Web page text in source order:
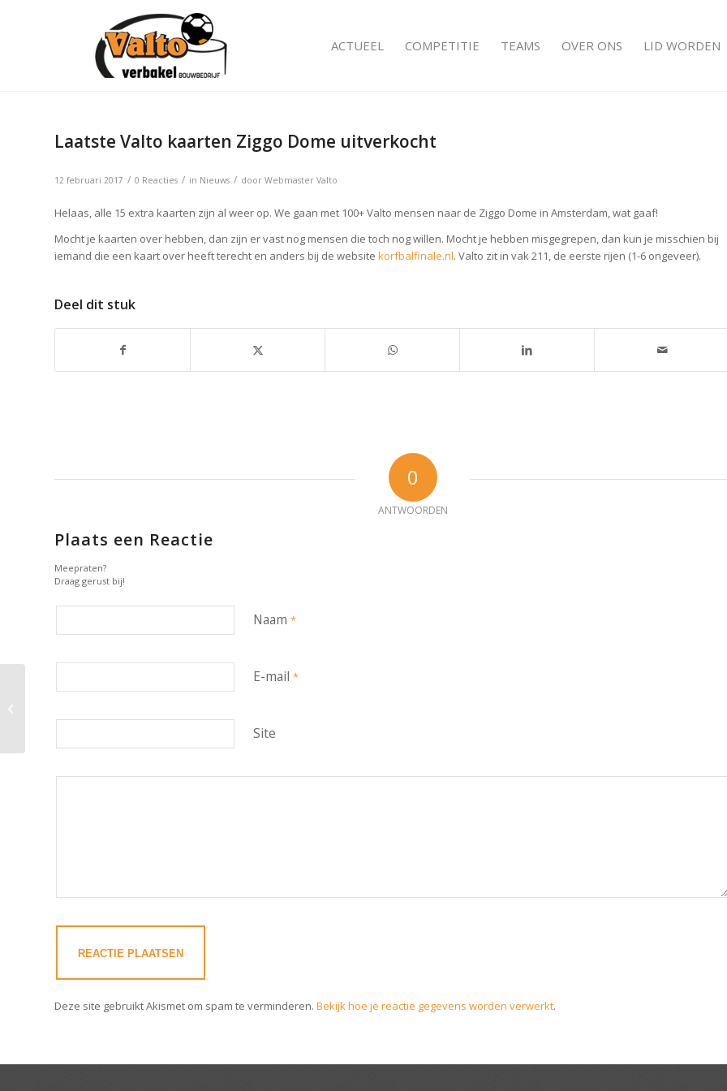
ACTUEEL COMPETITIE TEAMS OVER ONS LID WORDEN
Laatste Valto kaarten Ziggo Dome uitverkocht
12 februari 2017 / 0 Reacties / in Nieuws / door Webmaster Valto
Helaas, alle 15 extra kaarten zijn al weer op. We gaan met 100+ Valto mensen naar de Ziggo Dome in Amsterdam, wat gaaf!
Mocht je kaarten over hebben, dan zijn er vast nog mensen die toch nog willen. Mocht je hebben misgegrepen, dan kun je misschien bij
iemand die een kaart over heeft terecht en anders bij de website korfbalfinale.nl. Valto zit in vak 211, de eerste rijen (1-6 ongeveer).
Deel dit stuk
0
ANTWOORDEN
Plaats een Reactie
Meepraten?
Draag gerust bij!
Naam *
E-mail *
Site
Deze site gebruikt Akismet om spam te verminderen. Bekijk hoe je reactie gegevens worden verwerkt.
Korfbalfinale in Ziggo Dome